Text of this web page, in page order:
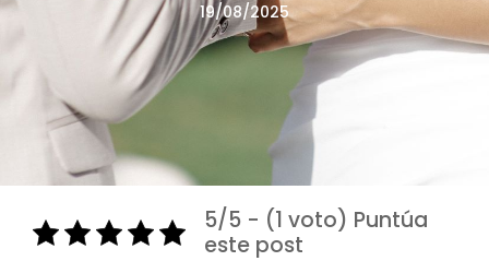
19/08/2025
5/5 - (1 voto) Puntúa
este post